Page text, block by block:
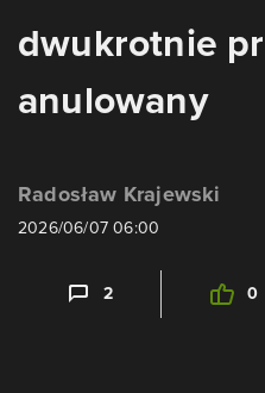
dwukrotnie
anulowany
Radosław Krajewski
2026/06/07 06:00
2 0